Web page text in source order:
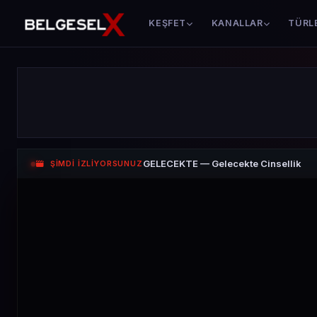
KEŞFET KANALLAR
ŞİMDİ İZLİYORSUNUZ GELECEKTE — Gelecekte Cinsellik